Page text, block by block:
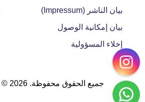
بيان الناشر (Impressum)
بيان إمكانية الوصول
إخلاء المسؤولية
جميع الحقوق محفوظة. 2026 ©